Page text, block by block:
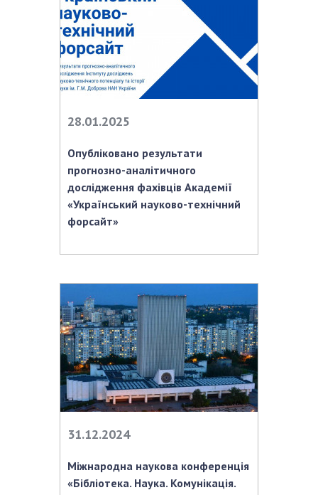
28.01.2025
Опубліковано результати
прогнозно-аналітичного
дослідження фахівців Академії
«Український науково-технічний
форсайт»
31.12.2024
Міжнародна наукова конференція
«Бібліотека. Наука. Комунікація.